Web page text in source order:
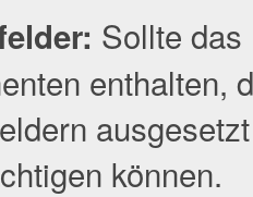
Sollte
enthalten,
können.